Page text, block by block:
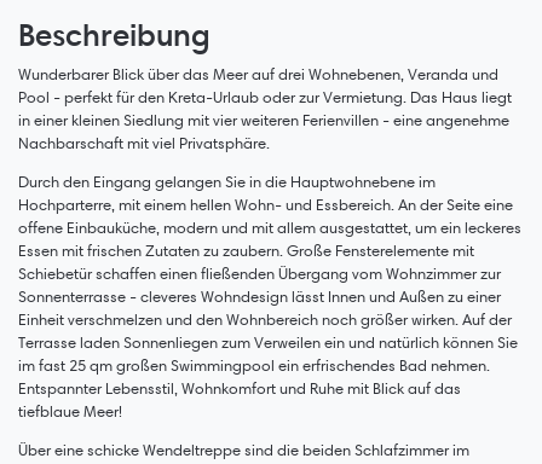
Beschreibung
Wunderbarer Blick über das Meer auf drei Wohnebenen, Veranda und
Pool - perfekt für den Kreta-Urlaub oder zur Vermietung. Das Haus liegt
in einer kleinen Siedlung mit vier weiteren Ferienvillen - eine angenehme
Nachbarschaft mit viel Privatsphäre.
Durch den Eingang gelangen Sie in die Hauptwohnebene im
Hochparterre, mit einem hellen Wohn- und Essbereich. An der Seite eine
offene Einbauküche, modern und mit allem ausgestattet, um ein leckeres
Essen mit frischen Zutaten zu zaubern. Große Fensterelemente mit
Schiebetür schaffen einen fließenden Übergang vom Wohnzimmer zur
Sonnenterrasse - cleveres Wohndesign lässt Innen und Außen zu einer
Einheit verschmelzen und den Wohnbereich noch größer wirken. Auf der
Terrasse laden Sonnenliegen zum Verweilen ein und natürlich können Sie
im fast 25 qm großen Swimmingpool ein erfrischendes Bad nehmen.
Entspannter Lebensstil, Wohnkomfort und Ruhe mit Blick auf das
tiefblaue Meer!
Über eine schicke Wendeltreppe sind die beiden Schlafzimmer im